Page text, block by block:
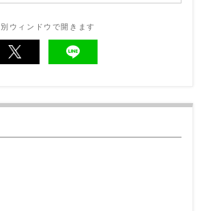
ウィンドウで開きます